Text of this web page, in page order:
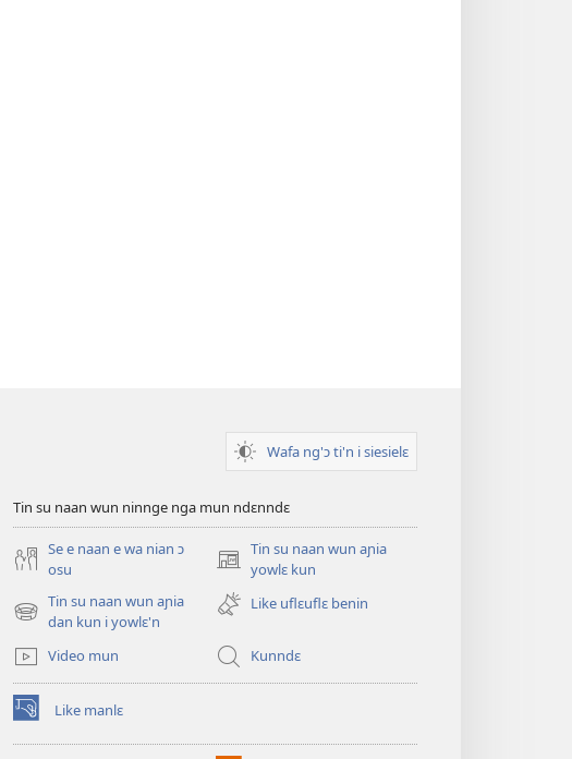
Wafa ng'ɔ ti'n i siesielɛ
Tin su naan wun ninnge nga mun ndɛnndɛ
Se e naan e wa nian ɔ
osu
Tin su naan wun aɲia
yowlɛ kun
(opens
new
window)
Tin su naan wun aɲia
dan kun i yowlɛ'n
(opens
window)
Like uflɛuflɛ benin
Video mun Kunndɛ
Like manlɛ
(opens
new